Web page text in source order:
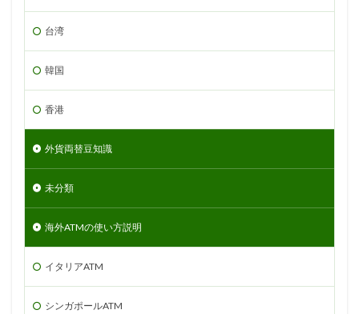
台湾
韓国
香港
外貨両替豆知識
未分類
海外ATMの使い方説明
イタリアATM
シンガポールATM